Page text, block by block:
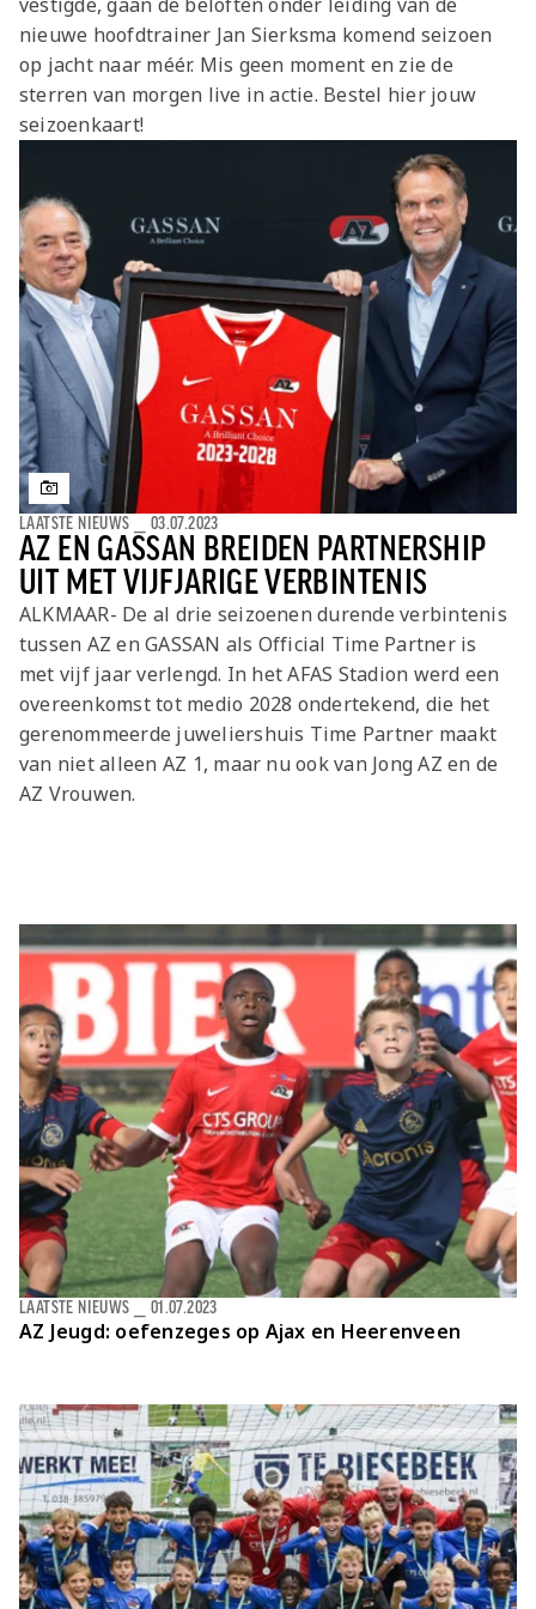
Jong AZ
Seizoenkaart
nieuwe hoofdtrainer Jan Sierksma komend seizoen
op jacht naar méér. Mis geen moment en zie de
sterren van morgen live in actie. Bestel hier jouw
seizoenkaart!
AZ EN GASSAN BREIDEN PARTNERSHIP
UIT MET VIJFJARIGE VERBINTENIS
LAATSTE NIEUWS 03.07.2023
ALKMAAR- De al drie seizoenen durende verbintenis
tussen AZ en GASSAN als Official Time Partner is
met vijf jaar verlengd. In het AFAS Stadion werd een
overeenkomst tot medio 2028 ondertekend, die het
gerenommeerde juweliershuis Time Partner maakt
van niet alleen AZ 1, maar nu ook van Jong AZ en de
AZ Vrouwen.
AZ Jeugd: oefenzeges op Ajax en Heerenveen
LAATSTE NIEUWS 01.07.2023